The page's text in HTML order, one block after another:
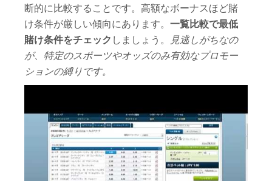
断的に比較することです。高額なボーナスほど賭
け条件が厳しい傾向にあります。一覧比較で最低
賭け条件をチェック しましょう。
見逃しがちなの
が、特定のスポーツやオッズのみ有効なプロモー
ションの縛りです。